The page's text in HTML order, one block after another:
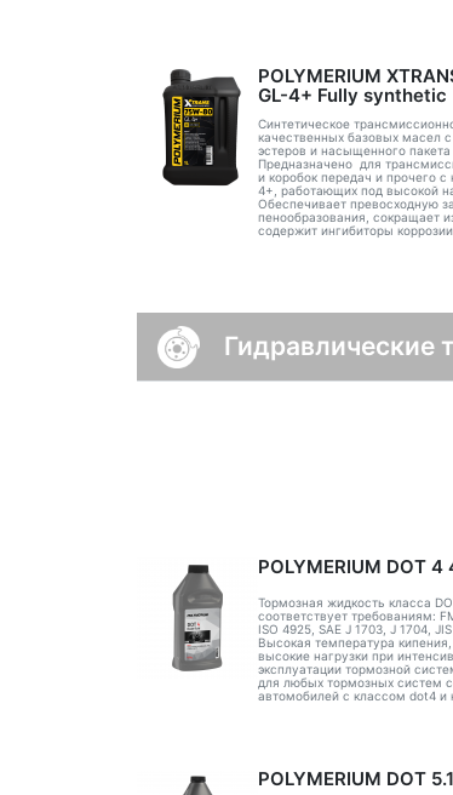
POLYMERIUM
GL-4+ Fully synthetic
Синтетическое
качественных базовых масел
эстеров и насыщенного пакета
Предназначено для
и коробок передач и прочего с
4+, работающих под высокой
Обеспечивает превосходную
пенообразования, сокращает
содержит ингибиторы
Гидравлические
POLYMERIUM DOT 4
Тормозная жидкость класса
соответствует требованиям:
ISO 4925, SAE J 1703, J 1704,
Высокая температура
высокие нагрузки при
эксплуатации тормозной
для любых тормозных систем
автомобилей с классом dot4 и
POLYMERIUM DOT